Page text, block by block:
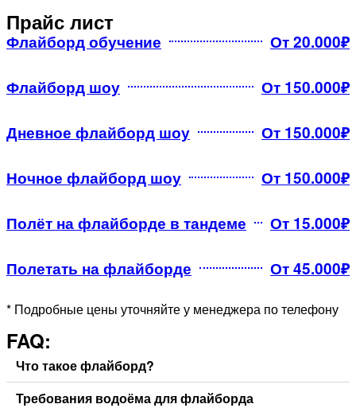
Прайс лист
Флайборд обучение От 20.000₽
Флайборд шоу От 150.000₽
Дневное флайборд шоу От 150.000₽
Ночное флайборд шоу От 150.000₽
Полёт на флайборде в тандеме От 15.000₽
Полетать на флайборде От 45.000₽
* Подробные цены уточняйте у менеджера по телефону
FAQ:
Что такое флайборд?
Требования водоёма для флайборда